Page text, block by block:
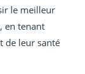
le meilleur
en tenant
de leur santé